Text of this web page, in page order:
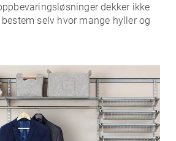
dekker ikke
selv hvor mange hyller og